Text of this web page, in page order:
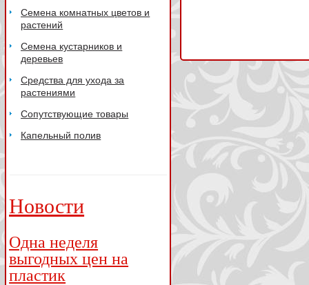
Семена комнатных цветов и
растений
Семена кустарников и
деревьев
Средства для ухода за
растениями
Сопутствующие товары
Капельный полив
Новости
Одна неделя
выгодных цен на
пластик